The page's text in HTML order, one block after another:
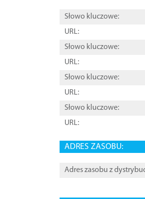
Słowo kluczowe:
URL:
Słowo kluczowe:
URL:
Słowo kluczowe:
URL:
Słowo kluczowe:
URL:
ADRES ZASOBU:
Adres zasobu z